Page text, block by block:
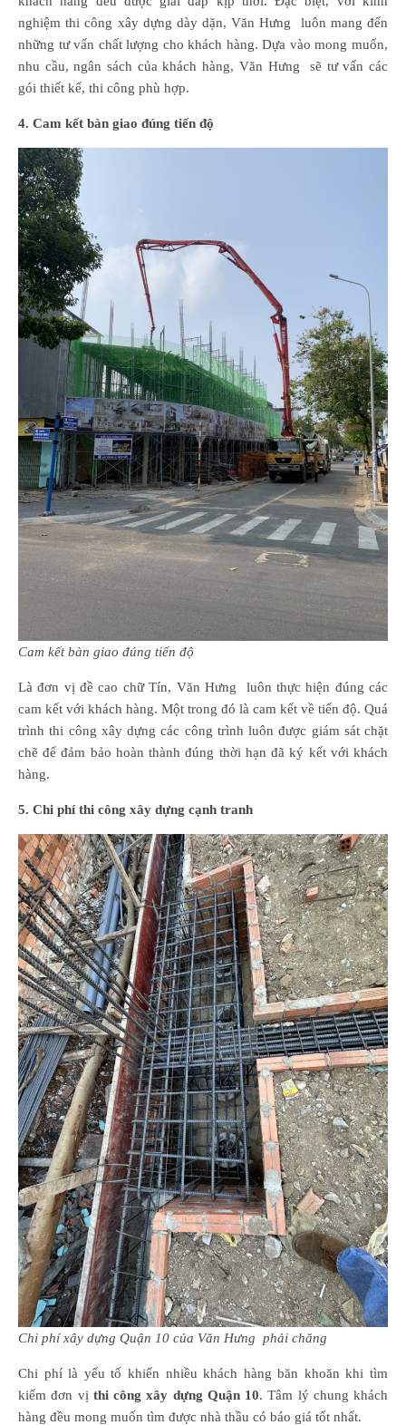
nghiệm thi công xây dựng dày dặn, Văn Hưng luôn mang đến
những tư vấn chất lượng cho khách hàng. Dựa vào mong muốn,
nhu cầu, ngân sách của khách hàng, Văn Hưng sẽ tư vấn các
gói thiết kế, thi công phù hợp.
4. Cam kết bàn giao đúng tiến độ
Cam kết bàn giao đúng tiến độ
Là đơn vị đề cao chữ Tín, Văn Hưng luôn thực hiện đúng các
cam kết với khách hàng. Một trong đó là cam kết về tiến độ. Quá
trình thi công xây dựng các công trình luôn được giám sát chặt
chẽ để đảm bảo hoàn thành đúng thời hạn đã ký kết với khách
hàng.
5. Chi phí thi công xây dựng cạnh tranh
Chi phí xây dựng Quận 10 của Văn Hưng phải chăng
Chi phí là yếu tố khiến nhiều khách hàng băn khoăn khi tìm
kiếm đơn vị thi công xây dựng Quận 10. Tâm lý chung khách
hàng đều mong muốn tìm được nhà thầu có báo giá tốt nhất.